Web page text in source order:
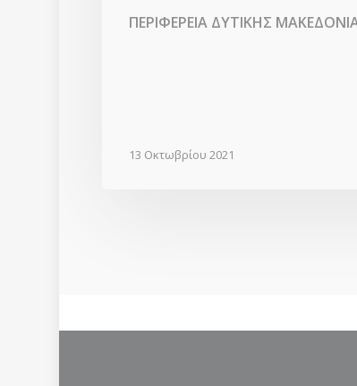
ΠΕΡΙΦΕΡΕΙΑ ΔΥΤΙΚΗΣ
13 Οκτωβρίου 2021